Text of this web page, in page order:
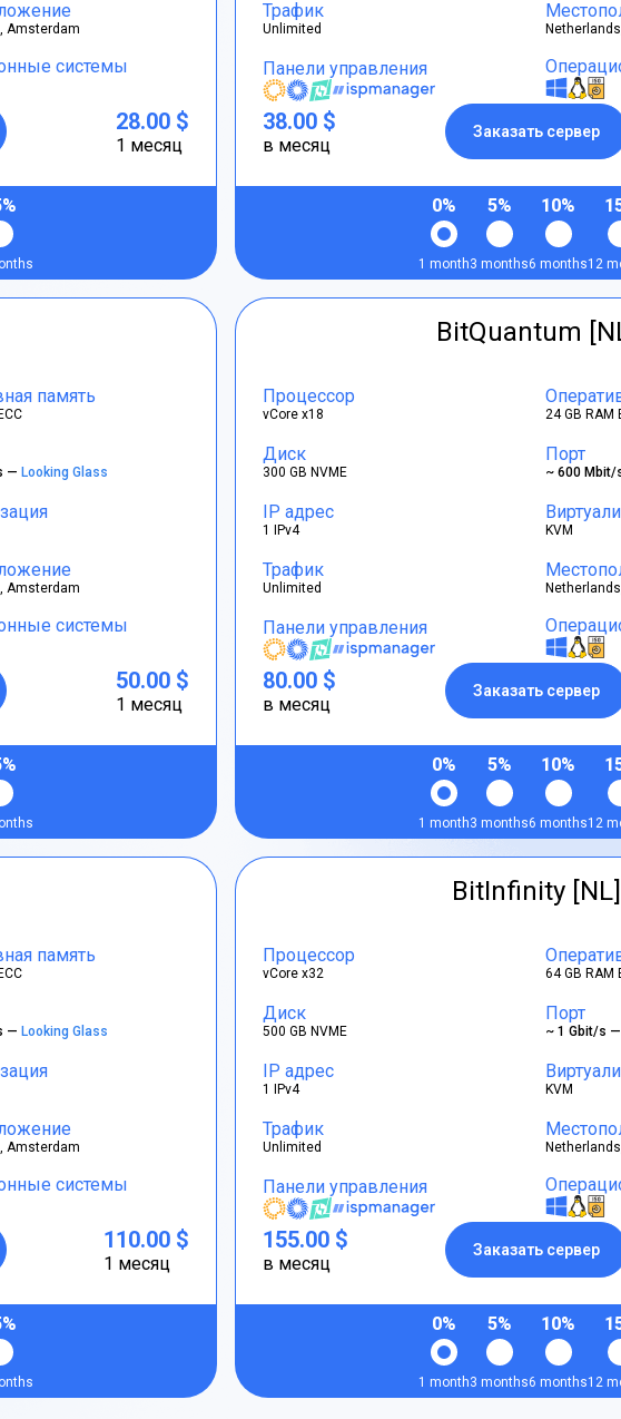
Amsterdam
системы
28.00 $
1 месяц
Трафик
Unlimited
Панели управления
38.00 $
в месяц
Заказать сервер
0%
1 month
5%
3 months
10%
6 months12
память
— Looking Glass
Amsterdam
системы
50.00 $
1 месяц
BitQuantum
Процессор
vCore x18 24 GB RAM
Диск
300 GB NVME
Порт
~ 600
IP адрес
1 IPv4 KVM
Трафик
Unlimited
Панели управления
80.00 $
в месяц
Заказать сервер
0%
1 month
5%
3 months
10%
6 months12
память
— Looking Glass
Amsterdam
системы
110.00 $
1 месяц
BitInfinity [NL]
Процессор
vCore x32 64 GB RAM
Диск
500 GB NVME
Порт
~ 1 Gbit/s
IP адрес
1 IPv4 KVM
Трафик
Unlimited
Панели управления
155.00 $
в месяц
Заказать сервер
0%
1 month
5%
3 months
10%
6 months12